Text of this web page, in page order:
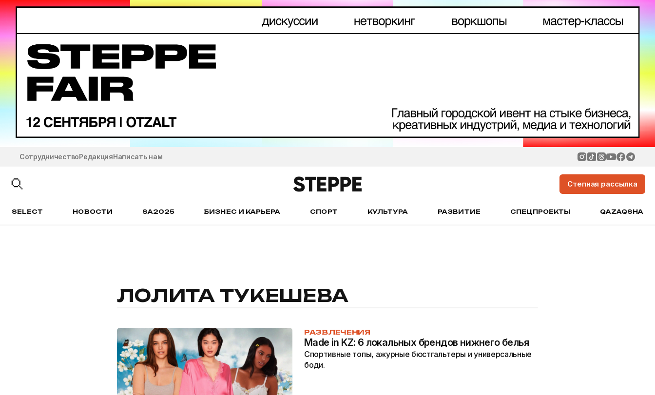
СотрудничествоРедакцияНаписать нам
Степная рассылка
SELECT НОВОСТИ SA2025 БИЗНЕС И КАРЬЕРА СПОРТ КУЛЬТУРА РАЗВИТИЕ СПЕЦПРОЕКТЫ QAZAQSHA
ЛОЛИТА ТУКЕШЕВА
РАЗВЛЕЧЕНИЯ
Made in KZ: 6 локальных брендов нижнего белья
Спортивные топы, ажурные бюстгальтеры и универсальные
боди.